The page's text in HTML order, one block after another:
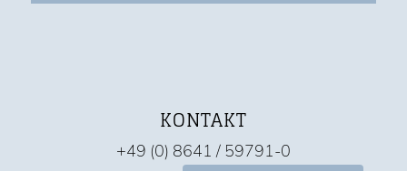
KONTAKT
+49 (0) 8641 / 59791-0